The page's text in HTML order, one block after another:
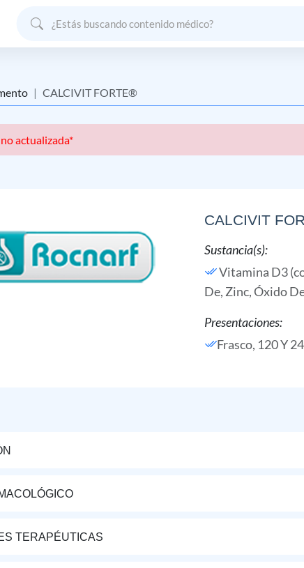
CALCIVIT FORTE®
actualizada*
CALCIVIT
Sustancia(s):
Vitamina D3
De, Zinc, Óxido
Presentaciones:
Frasco, 120 Y
TERAPÉUTICAS